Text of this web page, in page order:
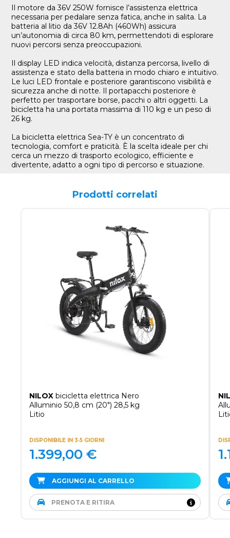
Il motore da 36V 250W fornisce l’assistenza elettrica
necessaria per pedalare senza fatica, anche in salita. La
batteria al litio da 36V 12.8Ah (460Wh) assicura
un’autonomia di circa 80 km, permettendoti di esplorare
nuovi percorsi senza preoccupazioni.
Il display LED indica velocità, distanza percorsa, livello di
assistenza e stato della batteria in modo chiaro e intuitivo.
Le luci LED frontale e posteriore garantiscono visibilità e
sicurezza anche di notte. Il portapacchi posteriore è
perfetto per trasportare borse, pacchi o altri oggetti. La
bicicletta ha una portata massima di 110 kg e un peso di
26 kg.
La bicicletta elettrica Sea-TY è un concentrato di
tecnologia, comfort e praticità. È la scelta ideale per chi
cerca un mezzo di trasporto ecologico, efficiente e
divertente, adatto a ogni tipo di percorso e situazione.
Prodotti correlati
NILOX bicicletta elettrica Nero
Alluminio 50,8 cm (20") 28,5 kg
Litio
DISPONIBILE IN 3‑5 GIORNI
1.399,00 €
AGGIUNGI AL CARRELLO
PRENOTA E RITIRA